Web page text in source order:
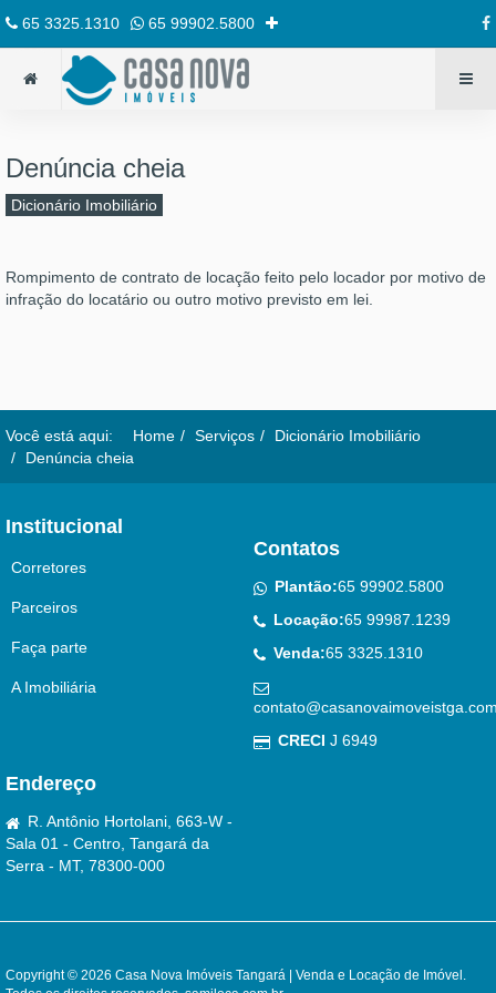
65 3325.1310 65 99902.5800
Denúncia cheia
Dicionário Imobiliário
Rompimento de contrato de locação feito pelo locador por motivo de
infração do locatário ou outro motivo previsto em lei.
Você está aqui: Home Serviços
Dicionário Imobiliário
Denúncia cheia
Institucional
Corretores
Parceiros
Faça parte
A Imobiliária
Contatos
Plantão:65 99902.5800
Locação:65 99987.1239
Venda:65 3325.1310
CRECI J 6949
Endereço
R. Antônio Hortolani, 663-W -
Sala 01 - Centro, Tangará da
Serra - MT, 78300-000
Copyright © 2026 Casa Nova Imóveis Tangará | Venda e Locação de Imóvel.